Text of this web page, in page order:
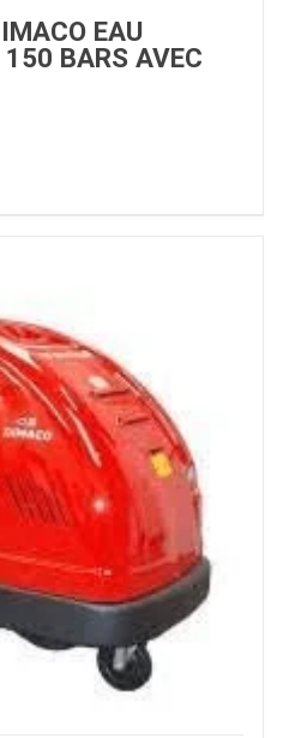
EAU
BARS AVEC